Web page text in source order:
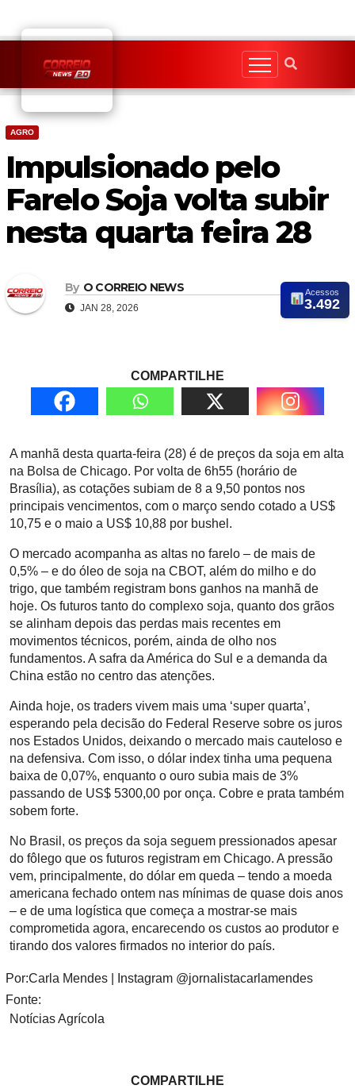
content
AGRO
Impulsionado pelo
Farelo Soja volta subir
nesta quarta feira 28
By O CORREIO NEWS
JAN 28, 2026
Acessos
3.492
COMPARTILHE
A manhã desta quarta-feira (28) é de preços da soja em alta
na Bolsa de Chicago. Por volta de 6h55 (horário de
Brasília), as cotações subiam de 8 a 9,50 pontos nos
principais vencimentos, com o março sendo cotado a US$
10,75 e o maio a US$ 10,88 por bushel.
O mercado acompanha as altas no farelo – de mais de
0,5% – e do óleo de soja na CBOT, além do milho e do
trigo, que também registram bons ganhos na manhã de
hoje. Os futuros tanto do complexo soja, quanto dos grãos
se alinham depois das perdas mais recentes em
movimentos técnicos, porém, ainda de olho nos
fundamentos. A safra da América do Sul e a demanda da
China estão no centro das atenções.
Ainda hoje, os traders vivem mais uma ‘super quarta’,
esperando pela decisão do Federal Reserve sobre os juros
nos Estados Unidos, deixando o mercado mais cauteloso e
na defensiva. Com isso, o dólar index tinha uma pequena
baixa de 0,07%, enquanto o ouro subia mais de 3%
passando de US$ 5300,00 por onça. Cobre e prata também
sobem forte.
No Brasil, os preços da soja seguem pressionados apesar
do fôlego que os futuros registram em Chicago. A pressão
vem, principalmente, do dólar em queda – tendo a moeda
americana fechado ontem nas mínimas de quase dois anos
– e de uma logística que começa a mostrar-se mais
comprometida agora, encarecendo os custos ao produtor e
tirando dos valores firmados no interior do país.
Por:Carla Mendes | Instagram @jornalistacarlamendes
Fonte:
Notícias Agrícola
COMPARTILHE